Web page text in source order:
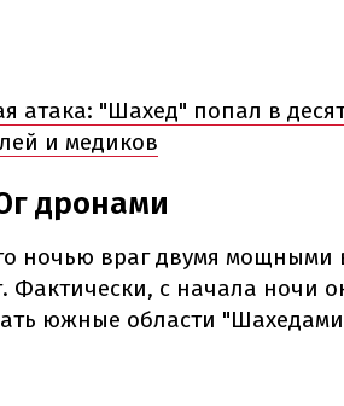
атака: "Шахед" попал в
и медиков
дронами
ночью враг двумя мощными
Фактически, с начала ночи
южные области